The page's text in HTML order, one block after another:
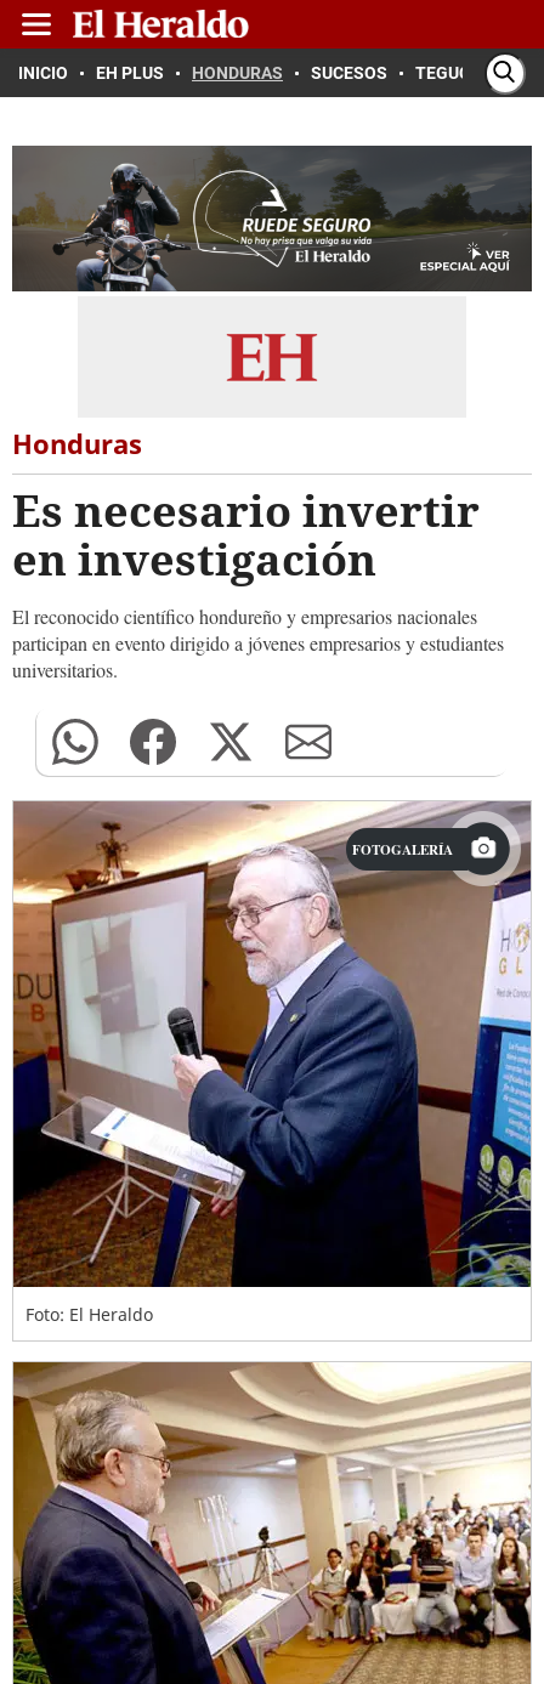
INICIO EH PLUS HONDURAS SUCESOS TEGUCIGALPA
Honduras
Es necesario invertir
en investigación
El reconocido científico hondureño y empresarios nacionales
participan en evento dirigido a jóvenes empresarios y estudiantes
universitarios.
FOTOGALERÍA
Foto: El Heraldo